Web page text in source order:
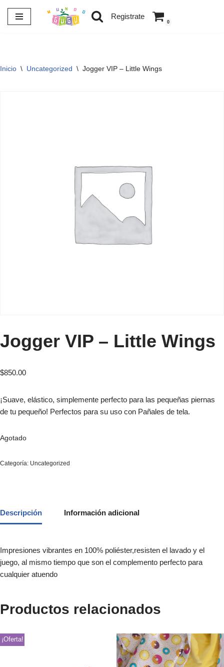
Saltar
Registrate
0
Inicio \ Uncategorized \ Jogger VIP – Little Wings
Jogger VIP – Little Wings
$850.00
¡Suave, elástico, simplemente perfecto para las pequeñas piernas
de tu pequeño! Perfectos para su uso con Pañales de tela.
Agotado
Categoría: Uncategorized
Descripción Información adicional
Impresiones vibrantes en 100% poliéster,resisten el lavado y el
juego, al mismo tiempo que son el complemento perfecto para
cualquier atuendo
Productos relacionados
¡Oferta!